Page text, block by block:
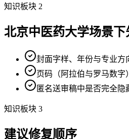
知识板块 2
北京中医药大学场景下
封面字样、年份与专业方
页码（阿拉伯与罗马数字
匿名送审稿中是否完全隐
知识板块 3
建议修复顺序